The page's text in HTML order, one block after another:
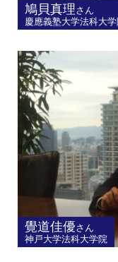
鳩貝真理さん
慶應義塾大学法科大
覺道佳優さん
神戸大学法科大学院